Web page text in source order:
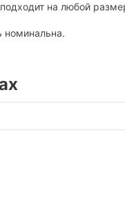
на любой
номинальна.